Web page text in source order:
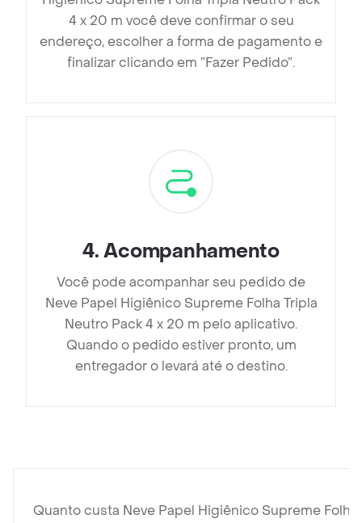
4 x 20 m você deve confirmar o seu
endereço, escolher a forma de pagamento e
finalizar clicando em ”Fazer Pedido”.
4.Acompanhamento
Você pode acompanhar seu pedido de
Neve Papel Higiênico Supreme Folha Tripla
Neutro Pack 4 x 20 m pelo aplicativo.
Quando o pedido estiver pronto, um
entregador o levará até o destino.
Quanto custa Neve Papel Higiênico Supreme